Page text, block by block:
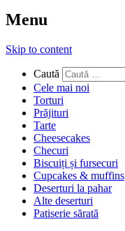
Menu
Skip to content
Caută
Cele mai noi
Torturi
Prăjituri
Tarte
Cheesecakes
Checuri
Biscuiți și fursecuri
Cupcakes & muffins
Deserturi la pahar
Alte deserturi
Patiserie sărată